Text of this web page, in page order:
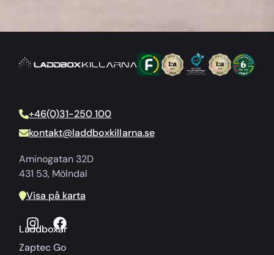
+46(0)31-250 100
kontakt@laddboxkillarna.se
Aminogatan 32D
431 53, Mölndal
Visa på karta
Laddboxar
Zaptec Go